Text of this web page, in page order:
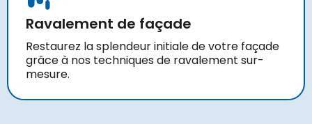
Ravalement de façade
Restaurez la splendeur initiale de votre façade
grâce à nos techniques de ravalement sur-
mesure.